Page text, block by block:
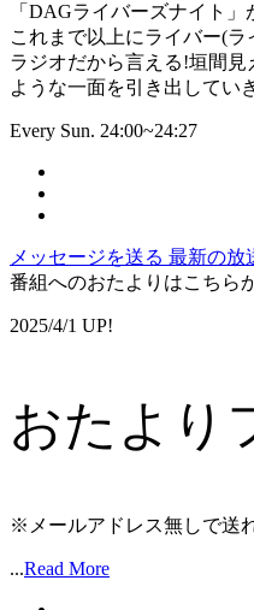
「DAGライバーズナイト」
これまで以上にライバー(ラ
ラジオだから言える!垣間
ような一面を引き出してい
Every Sun. 24:00~24:27
メッセージを送る 最新の放
番組へのおたよりはこちら
2025/4/1 UP!
おたより
※メールアドレス無しで送
...Read More